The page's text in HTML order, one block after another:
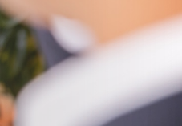
島イノベ倶楽部ロゴマーク
福島イノベ倶楽部入会申込